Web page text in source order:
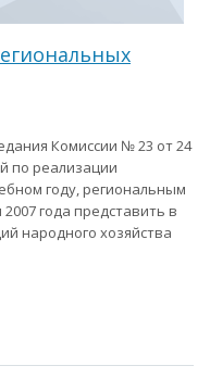
Комиссии № 23 от 24
по реализации
году, региональным
года представить в
народного хозяйства